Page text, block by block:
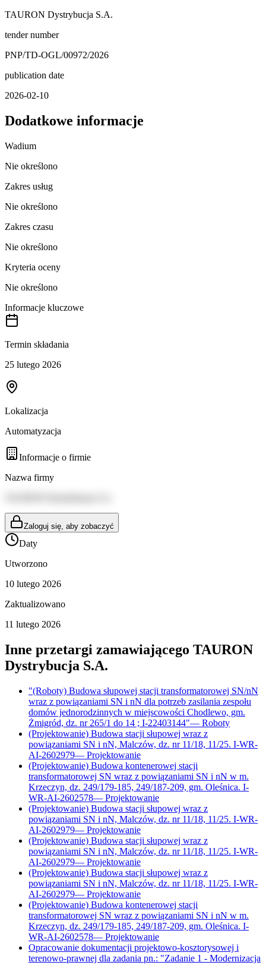
TAURON Dystrybucja S.A.
tender number
PNP/TD-OGL/00972/2026
publication date
2026-02-10
Dodatkowe informacje
Wadium
Nie określono
Zakres usług
Nie określono
Zakres czasu
Nie określono
Kryteria oceny
Nie określono
Informacje kluczowe
Termin składania
25 lutego 2026
Lokalizacja
Automatyzacja
Informacje o firmie
Nazwa firmy
Zaloguj się, aby zobaczyć
Daty
Utworzono
10 lutego 2026
Zaktualizowano
11 lutego 2026
Inne przetargi zamawiającego TAURON
Dystrybucja S.A.
"(Roboty) Budowa słupowej stacji transformatorowej SN/nN
wraz z powiązaniami SN i nN dla potrzeb zasilania zespołu
domów jednorodzinnych w miejscowości Chodlewo, gm.
Żmigród, dz. nr 265/1 do 14 ; I-22403144"— Roboty
(Projektowanie) Budowa stacji słupowej wraz z
powiązaniami SN i nN, Malczów, dz. nr 11/18, 11/25. I-WR-
AI-2602979— Projektowanie
(Projektowanie) Budowa kontenerowej stacji
transformatorowej SN wraz z powiązaniami SN i nN w m.
Krzeczyn, dz. 249/179-185, 249/187-209, gm. Oleśnica. I-
WR-AI-2602578— Projektowanie
(Projektowanie) Budowa stacji słupowej wraz z
powiązaniami SN i nN, Malczów, dz. nr 11/18, 11/25. I-WR-
AI-2602979— Projektowanie
(Projektowanie) Budowa stacji słupowej wraz z
powiązaniami SN i nN, Malczów, dz. nr 11/18, 11/25. I-WR-
AI-2602979— Projektowanie
(Projektowanie) Budowa stacji słupowej wraz z
powiązaniami SN i nN, Malczów, dz. nr 11/18, 11/25. I-WR-
AI-2602979— Projektowanie
(Projektowanie) Budowa kontenerowej stacji
transformatorowej SN wraz z powiązaniami SN i nN w m.
Krzeczyn, dz. 249/179-185, 249/187-209, gm. Oleśnica. I-
WR-AI-2602578— Projektowanie
Opracowanie dokumentacji projektowo-kosztorysowej i
terenowo-prawnej dla zadania pn.: "Zadanie 1 - Modernizacja